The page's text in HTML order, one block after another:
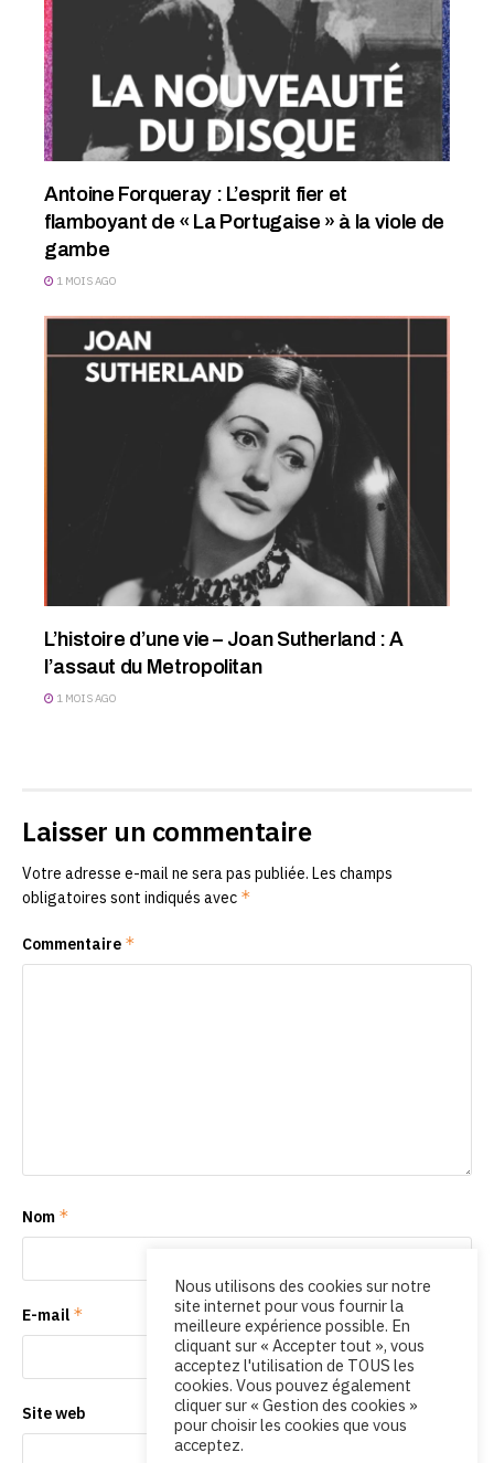
Antoine Forqueray : L’esprit fier et
flamboyant de « La Portugaise » à la viole de
gambe
1 MOIS AGO
L’histoire d’une vie – Joan Sutherland : A
l’assaut du Metropolitan
1 MOIS AGO
Laisser un commentaire
Votre adresse e-mail ne sera pas publiée. Les champs
obligatoires sont indiqués avec *
Commentaire *
Nom *
E-mail *
Site web
Nous utilisons des cookies sur notre
site internet pour vous fournir la
meilleure expérience possible. En
cliquant sur « Accepter tout », vous
acceptez l'utilisation de TOUS les
cookies. Vous pouvez également
cliquer sur « Gestion des cookies »
pour choisir les cookies que vous
acceptez.